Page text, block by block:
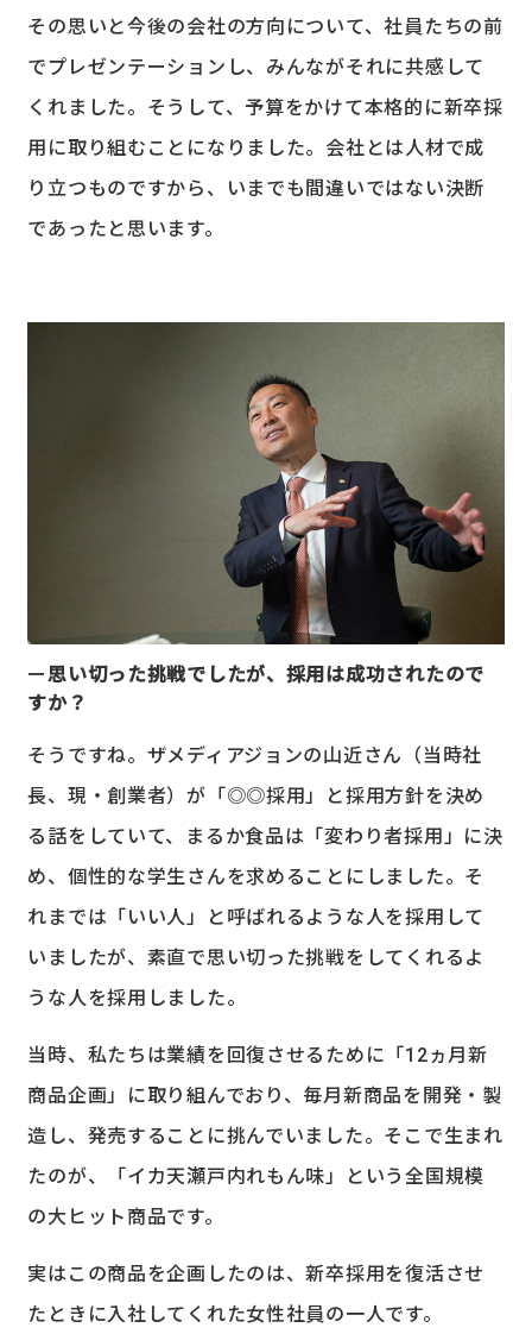
その思いと今後の会社の方向について、社員たちの前
でプレゼンテーションし、みんながそれに共感して
くれました。そうして、予算をかけて本格的に新卒採
用に取り組むことになりました。会社とは人材で成
り立つものですから、いまでも間違いではない決断
であったと思います。
思い切った挑戦でしたが、採用は成功されたので
すか？
そうですね。ザメディアジョンの山近さん（当時社
長、現・創業者）が「◎◎採用」と採用方針を決め
る話をしていて、まるか食品は「変わり者採用」に決
め、個性的な学生さんを求めることにしました。そ
れまでは「いい人」と呼ばれるような人を採用して
いましたが、素直で思い切った挑戦をしてくれるよ
うな人を採用しました。
当時、私たちは業績を回復させるために「12ヵ月新
商品企画」に取り組んでおり、毎月新商品を開発・製
造し、発売することに挑んでいました。そこで生まれ
たのが、「イカ天瀬戸内れもん味」という全国規模
の大ヒット商品です。
実はこの商品を企画したのは、新卒採用を復活させ
たときに入社してくれた女性社員の一人です。